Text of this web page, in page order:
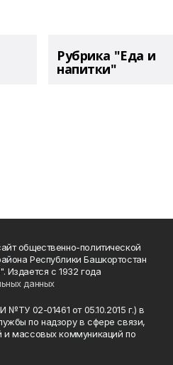
Рубрика "Еда и
напитки"
общественно-политической
Республики Башкортостан
Издается с 1932 года
данных
№ТУ 02-01461 от 05.10.2015 г.) в
по надзору в сфере связи,
и массовых коммуникаций по